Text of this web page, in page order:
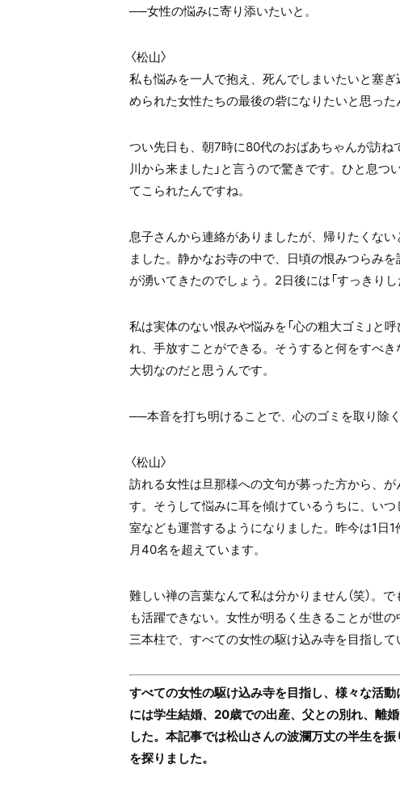
──女性の悩みに寄り添いたいと。
〈松山〉
私も悩みを一人で抱え、死んでしまいたいと塞
められた女性たちの最後の砦になりたいと思った
つい先日も、朝7時に80代のおばあちゃんが訪ね
川から来ました」と言うので驚きです。ひと息
てこられたんですね。
息子さんから連絡がありましたが、帰りたくな
ました。静かなお寺の中で、日頃の恨みつらみ
が湧いてきたのでしょう。2日後には「すっきり
私は実体のない恨みや悩みを「心の粗大ゴミ」と
れ、手放すことができる。そうすると何をすべ
大切なのだと思うんです。
──本音を打ち明けることで、心のゴミを取り除く
〈松山〉
訪れる女性は旦那様への文句が募った方から、
す。そうして悩みに耳を傾けているうちに、い
室なども運営するようになりました。昨今は1日
月40名を超えています。
難しい禅の言葉なんて私は分かりません（笑）。
も活躍できない。女性が明るく生きることが世
三本柱で、すべての女性の駆け込み寺を目指して
すべての女性の駆け込み寺を目指し、様々な活
には学生結婚、20歳での出産、父との別れ、離
した。本記事では松山さんの波瀾万丈の半生を
を探りました。